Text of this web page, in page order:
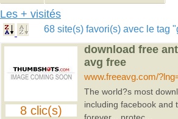
Les + visités
68 site(s) favori(s) avec le tag
8 clic(s)
download free
avg free
www.freeavg.com/
The world?s most
including facebook and